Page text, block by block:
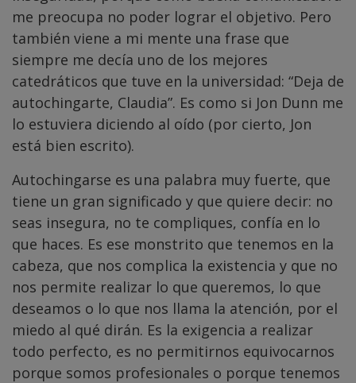
me preocupa no poder lograr el objetivo. Pero
también viene a mi mente una frase que
siempre me decía uno de los mejores
catedráticos que tuve en la universidad: “Deja de
autochingarte, Claudia”. Es como si Jon Dunn me
lo estuviera diciendo al oído (por cierto, Jon
está bien escrito).
Autochingarse es una palabra muy fuerte, que
tiene un gran significado y que quiere decir: no
seas insegura, no te compliques, confía en lo
que haces. Es ese monstrito que tenemos en la
cabeza, que nos complica la existencia y que no
nos permite realizar lo que queremos, lo que
deseamos o lo que nos llama la atención, por el
miedo al qué dirán. Es la exigencia a realizar
todo perfecto, es no permitirnos equivocarnos
porque somos profesionales o porque tenemos